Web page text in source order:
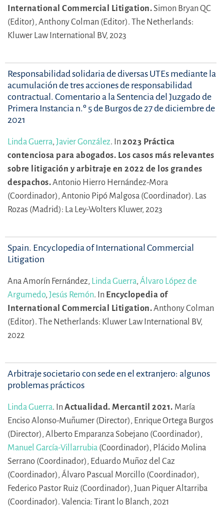
International Commercial Litigation.Simon Bryan QC
(Editor), Anthony Colman (Editor). The Netherlands:
Kluwer Law International BV, 2023
Responsabilidad solidaria de diversas UTEs mediante la
acumulación de tres acciones de responsabilidad
contractual. Comentario a la Sentencia del Juzgado de
Primera Instancia n.º 5 de Burgos de 27 de diciembre de
2021
Linda Guerra, Javier González. In 2023 Práctica
contenciosa para abogados. Los casos más relevantes
sobre litigación y arbitraje en 2022 de los grandes
despachos.Antonio Hierro Hernández-Mora
(Coordinador), Antonio Pipó Malgosa (Coordinador). Las
Rozas (Madrid): La Ley-Wolters Kluwer, 2023
Spain. Encyclopedia of International Commercial
Litigation
Ana Amorín Fernández, Linda Guerra, Álvaro López de
Argumedo, Jesús Remón. In Encyclopedia of
International Commercial Litigation.Anthony Colman
(Editor). The Netherlands: Kluwer Law International BV,
2022
Arbitraje societario con sede en el extranjero: algunos
problemas prácticos
Linda Guerra. In Actualidad. Mercantil 2021. María
Enciso Alonso-Muñumer (Director), Enrique Ortega Burgos
(Director), Alberto Emparanza Sobejano (Coordinador),
Manuel García-Villarrubia (Coordinador), Plácido Molina
Serrano (Coordinador), Eduardo Muñoz del Caz
(Coordinador), Álvaro Pascual Morcillo (Coordinador),
Federico Pastor Ruiz (Coordinador), Juan Piquer Altarriba
(Coordinador). Valencia: Tirant lo Blanch, 2021